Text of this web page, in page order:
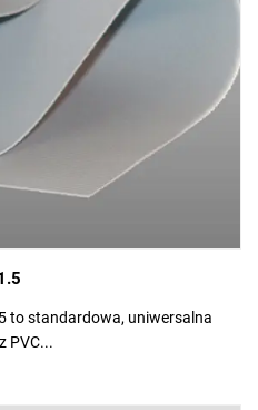
to standardowa, uniwersalna
PVC...